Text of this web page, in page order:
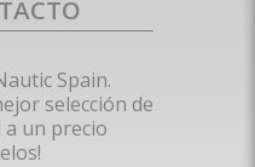
Spain.
selección de
a un precio